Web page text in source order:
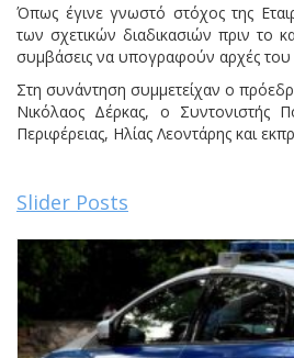
Όπως έγινε γνωστό στόχος της
των σχετικών διαδικασιών πριν το
συμβάσεις να υπογραφούν αρχές του
Στη συνάντηση συμμετείχαν ο
Νικόλαος Δέρκας, ο Συντονιστής
Περιφέρειας, Ηλίας Λεοντάρης και
Slider Posts